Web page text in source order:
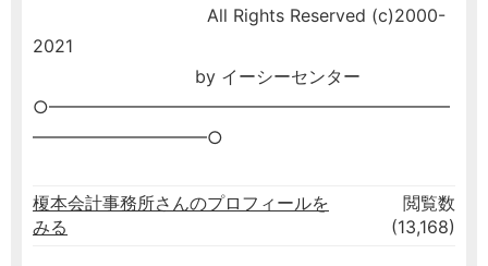
All Rights Reserved (c)2000-
2021
by イーシーセンター
○━━━━━━━━━━━━━━━━━━━━━━━
━━━━━━━━━━○
榎本会計事務所さんのプロフィールを
みる
閲覧数
(13,168)